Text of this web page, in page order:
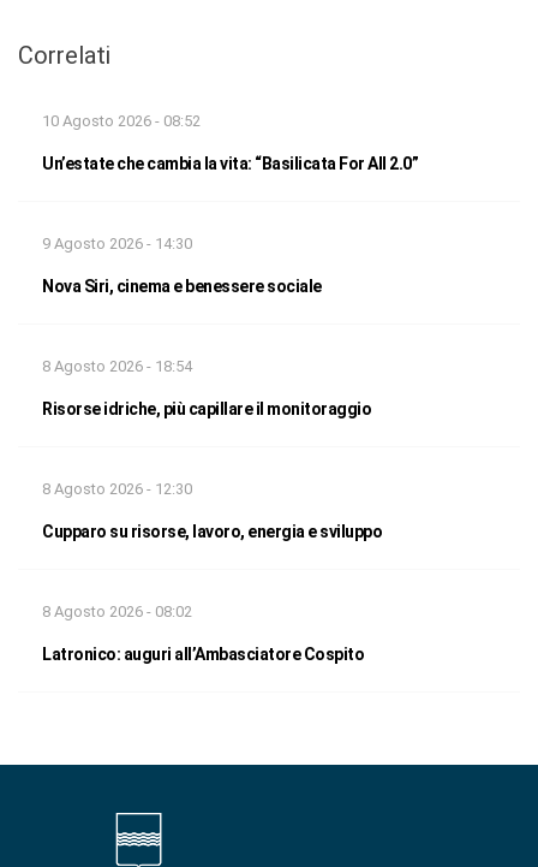
Correlati
10 Agosto 2026 - 08:52
Un’estate che cambia la vita: “Basilicata For All 2.0”
9 Agosto 2026 - 14:30
Nova Siri, cinema e benessere sociale
8 Agosto 2026 - 18:54
Risorse idriche, più capillare il monitoraggio
8 Agosto 2026 - 12:30
Cupparo su risorse, lavoro, energia e sviluppo
8 Agosto 2026 - 08:02
Latronico: auguri all’Ambasciatore Cospito